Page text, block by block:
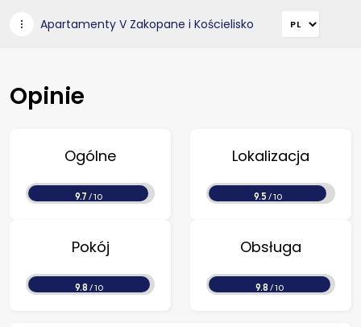
Apartamenty V Zakopane i Kościelisko
Opinie
Ogólne
9.7 / 10
Lokalizacja
9.5 / 10
Pokój
9.8 / 10
Obsługa
9.8 / 10